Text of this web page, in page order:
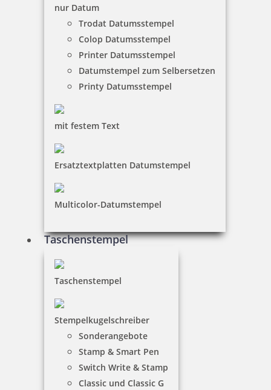
nur Datum
Trodat Datumsstempel
Colop Datumsstempel
Printer Datumsstempel
Datumstempel zum Selbersetzen
Printy Datumsstempel
mit festem Text
Ersatztextplatten Datumstempel
Multicolor-Datumstempel
Taschenstempel
Taschenstempel
Stempelkugelschreiber
Sonderangebote
Stamp & Smart Pen
Switch Write & Stamp
Classic und Classic G
Trodat Printy 4850/L1 Datumstempel EINGEGANGEN 24 x 4 mm
19,00 €
34,65 €